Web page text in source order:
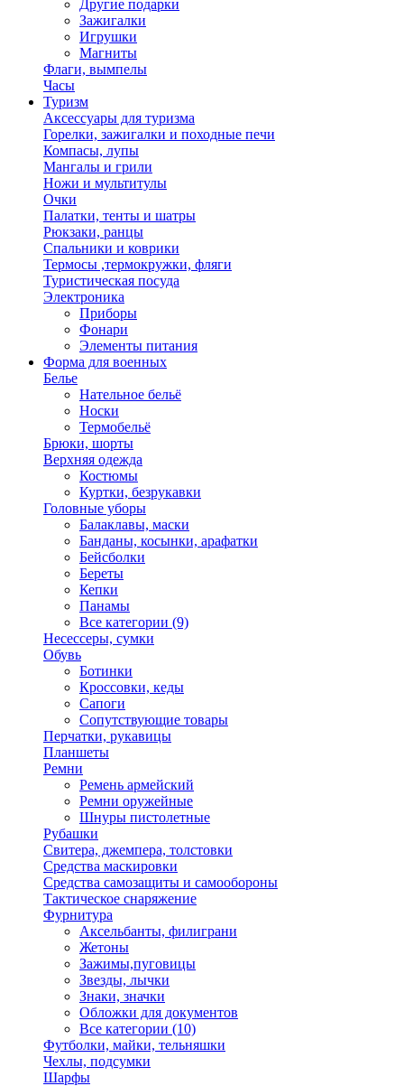
Другие подарки
Зажигалки
Игрушки
Магниты
Флаги, вымпелы
Часы
Туризм
Аксессуары для туризма
Горелки, зажигалки и походные печи
Компасы, лупы
Мангалы и грили
Ножи и мультитулы
Очки
Палатки, тенты и шатры
Рюкзаки, ранцы
Спальники и коврики
Термосы ,термокружки, фляги
Туристическая посуда
Электроника
Приборы
Фонари
Элементы питания
Форма для военных
Белье
Нательное бельё
Носки
Термобельё
Брюки, шорты
Верхняя одежда
Костюмы
Куртки, безрукавки
Головные уборы
Балаклавы, маски
Банданы, косынки, арафатки
Бейсболки
Береты
Кепки
Панамы
Все категории (9)
Несессеры, сумки
Обувь
Ботинки
Кроссовки, кеды
Сапоги
Сопутствующие товары
Перчатки, рукавицы
Планшеты
Ремни
Ремень армейский
Ремни оружейные
Шнуры пистолетные
Рубашки
Свитера, джемпера, толстовки
Средства маскировки
Средства самозащиты и самообороны
Тактическое снаряжение
Фурнитура
Аксельбанты, филиграни
Жетоны
Зажимы,пуговицы
Звезды, лычки
Знаки, значки
Обложки для документов
Все категории (10)
Футболки, майки, тельняшки
Чехлы, подсумки
Шарфы